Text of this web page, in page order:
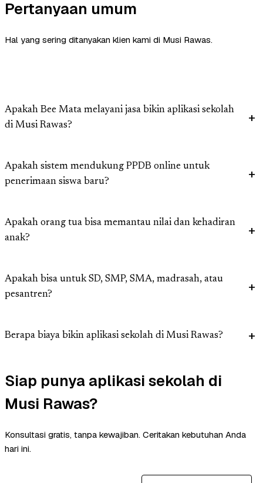
Pertanyaan umum
Hal yang sering ditanyakan klien kami di Musi Rawas.
Apakah Bee Mata melayani jasa bikin aplikasi sekolah
di Musi Rawas?
Apakah sistem mendukung PPDB online untuk
penerimaan siswa baru?
Apakah orang tua bisa memantau nilai dan kehadiran
anak?
Apakah bisa untuk SD, SMP, SMA, madrasah, atau
pesantren?
Berapa biaya bikin aplikasi sekolah di Musi Rawas?
Siap punya aplikasi sekolah di
Musi Rawas?
Konsultasi gratis, tanpa kewajiban. Ceritakan kebutuhan Anda
hari ini.